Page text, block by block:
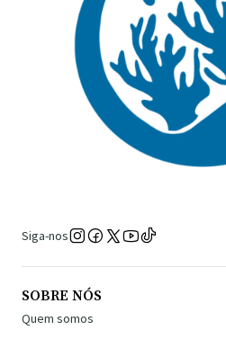
Siga-nos
SOBRE NÓS
Quem somos